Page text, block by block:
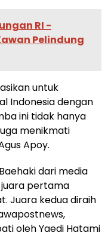
RI -
Pelindung
untuk
Indonesia dengan
ini tidak hanya
menikmati
Apoy.
dari media
pertama
Juara kedua diraih
oleh Yaedi Hatami